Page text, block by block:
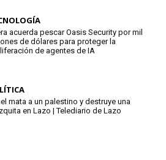
acuerda pescar Oasis Security por mil
de dólares para proteger la
de agentes de IA
mata a un palestino y destruye una
en Lazo | Telediario de Lazo